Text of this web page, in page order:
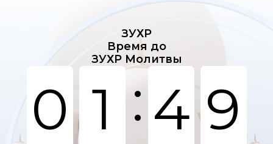
ЗУХР
Время до
ЗУХР Молитвы
0 1 : 4 9